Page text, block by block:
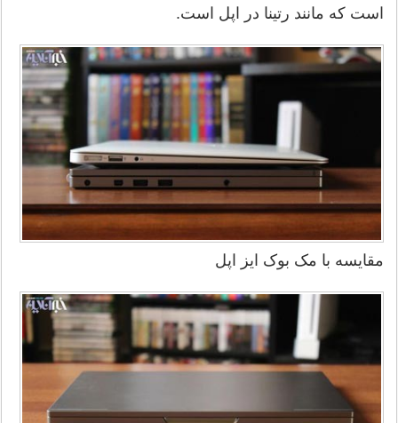
است که مانند رتینا در اپل است.
مقایسه با مک بوک ایز اپل